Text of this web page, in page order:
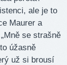
ale je to
Maurer a
se strašně
úžasně
už si brousí